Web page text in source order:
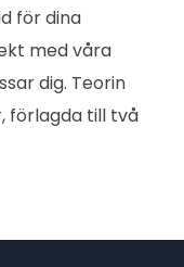
för dina
med våra
dig. Teorin
förlagda till två